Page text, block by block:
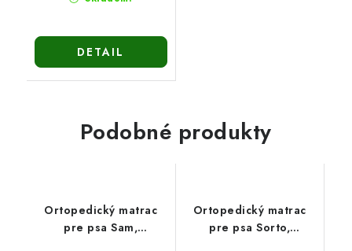
DETAIL
Podobné produkty
Ortopedický matrac
pre psa Sam,
Ortopedický matrac
pre psa Sorto,